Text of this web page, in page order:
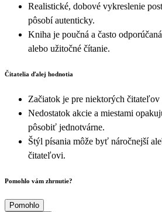
Realistické, dobové vykreslenie
pôsobí autenticky.
Kniha je poučná a často
alebo užitočné čítanie.
Čitatelia ďalej hodnotia
Začiatok je pre niektorých
Nedostatok akcie a miestami
pôsobiť jednotvárne.
Štýl písania môže byť náročnejší
čitateľovi.
Pomohlo vám zhrnutie?
Pomohlo